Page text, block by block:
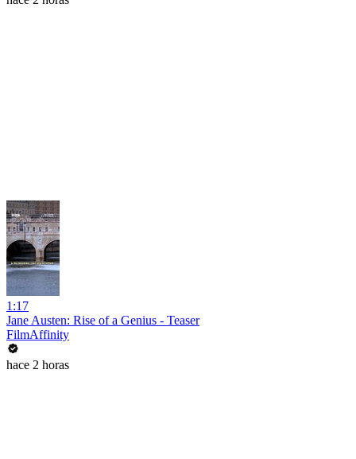
1:17
Jane Austen: Rise of a Genius - Teaser
FilmAffinity
hace 2 horas